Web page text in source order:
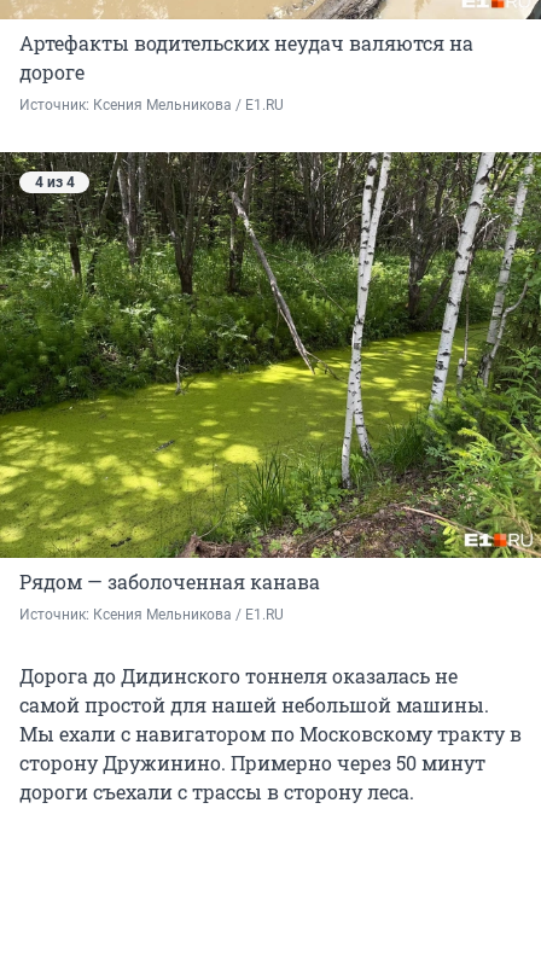
Артефакты водительских неудач валяются на
дороге
Источник: Ксения Мельникова / E1.RU
4 из 4
Рядом — заболоченная канава
Источник: Ксения Мельникова / E1.RU
Дорога до Дидинского тоннеля оказалась не
самой простой для нашей небольшой машины.
Мы ехали с навигатором по Московскому тракту в
сторону Дружинино. Примерно через50минут
дороги съехали с трассы в сторону леса.